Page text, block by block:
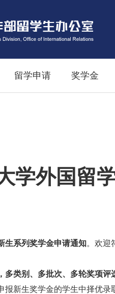
留学申请 奖学金
学外国留
生系列奖学金申请通知。欢迎
多类别、多批次、多轮奖项评
新生奖学金的学生中择优录